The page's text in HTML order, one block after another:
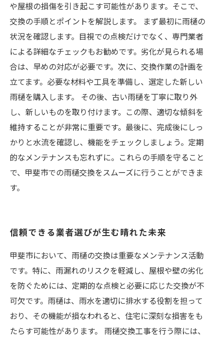
や屋根の損傷を引き起こす可能性があります。そこで、
交換の手順とポイントを解説します。 まず最初に雨樋の
状況を確認します。目視での点検だけでなく、専門業者
による詳細なチェックもお勧めです。劣化が見られる場
合は、早めの対応が必要です。次に、交換作業の計画を
立てます。必要な材料や工具を準備し、選定した新しい
雨樋を購入します。 その後、古い雨樋を丁寧に取り外
し、新しいものを取り付けます。この際、適切な傾斜を
維持することが非常に重要です。最後に、完成後にしっ
かりと水流を確認し、機能をチェックしましょう。定期
的なメンテナンスも忘れずに。これらの手順を守ること
で、甲斐市での雨樋交換をスムーズに行うことができま
す。
信頼できる業者選びが生む晴れた未来
甲斐市において、雨樋の交換は重要なメンテナンス活動
です。特に、雨漏れのリスクを軽減し、屋根や壁の劣化
を防ぐためには、定期的な点検と必要に応じた交換が不
可欠です。雨樋は、雨水を適切に排水する役割を担って
おり、その機能が損なわれると、住宅に深刻な損害をも
たらす可能性があります。 雨樋交換工事を行う際には、